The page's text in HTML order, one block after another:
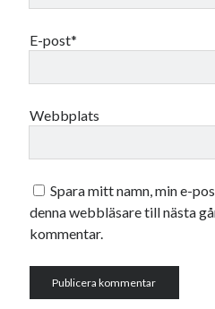
E-post*
Webbplats
Spara mitt namn, min e-
denna webbläsare till nästa
kommentar.